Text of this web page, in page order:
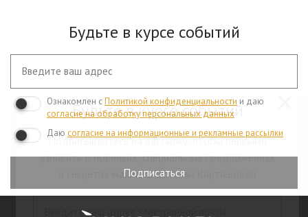
Будьте в курсе событий
Ознакомлен сПолитикой конфиденциальности и даю
согласие на обработку персональных данных
Даю согласие на информационные и рекламные рассылки
Подписаться
Будьте в курсе событий
Подписывайтесь на рассылку, чтобы первыми
узнавать о новинках, специальных предложениях
и секретах макияжа от Анны Карташовой